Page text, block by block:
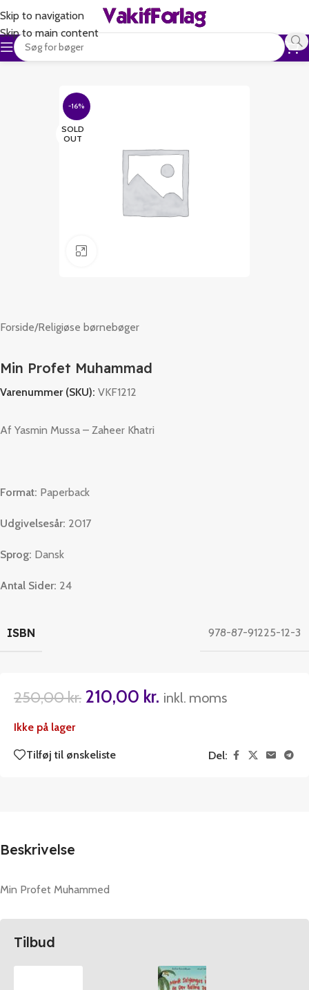
Skip to navigation
Skip to main content
-16%
SOLD
OUT
Forside/Religiøse børnebøger
Min Profet Muhammad
Varenummer (SKU): VKF1212
Af Yasmin Mussa – Zaheer Khatri
Format: Paperback
Udgivelsesår: 2017
Sprog: Dansk
Antal Sider: 24
ISBN 978-87-91225-12-3
250,00kr. 210,00 kr. inkl. moms
Ikke på lager
Tilføj til ønskeliste Del:
Beskrivelse
Min Profet Muhammed
Tilbud